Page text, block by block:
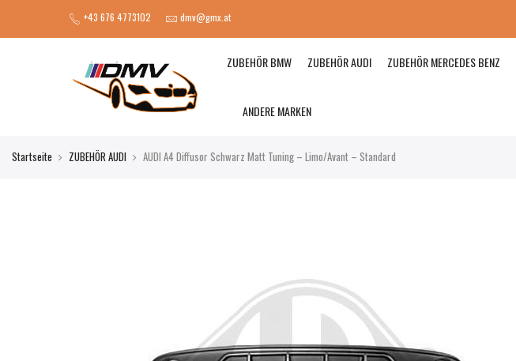
+43 676 4773102 dmv@gmx.at
ZUBEHÖR BMW ZUBEHÖR AUDI ZUBEHÖR MERCEDES BENZ
ANDERE MARKEN
Startseite ZUBEHÖR AUDI AUDI A4 Diffusor Schwarz Matt Tuning – Limo/Avant – Standard